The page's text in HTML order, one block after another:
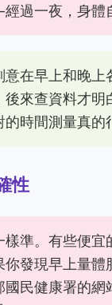
過一夜，身體
在早上和晚
來查資料才
時間測量真的
性
準。有些便
發現早上量
民健康署的